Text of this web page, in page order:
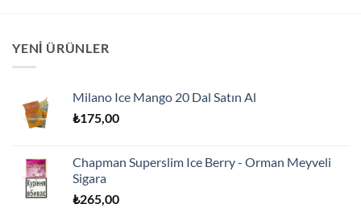
YENI ÜRÜNLER
Milano Ice Mango 20 Dal Satın Al
₺175,00
Chapman Superslim Ice Berry - Orman Meyveli
Sigara
₺265,00